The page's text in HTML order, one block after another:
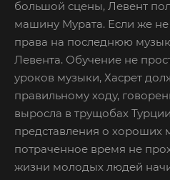
большой сцены, Левент
машину Мурата. Если же не
права на последнюю
Левента. Обучение не
уроков музыки, Хасрет
правильному ходу,
выросла в трущобах
представления о хороших
потраченное время не
жизни молодых людей